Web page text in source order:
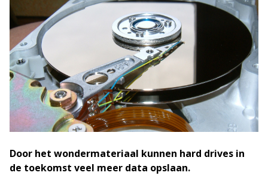
Door het wondermateriaal kunnen hard drives in
de toekomst veel meer data opslaan.